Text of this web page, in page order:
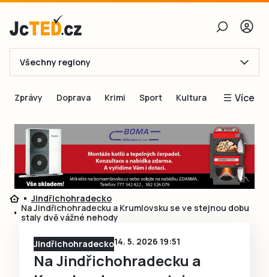
E-mail
Obnovit heslo
Přihlásit se
Přihlásit se přes Facebook
Ještě nemám účet, chci se
Všechny regiony
Zprávy Doprava Krimi Sport Kultura Více
Blogy
Inspirace
Čtenáři píší
Speciální přílohy
Jindřichohradecko
Na Jindřichohradecku a Krumlovsku se ve stejnou dobu
staly dvě vážné nehody
Jindřichohradecko14. 5. 2026 19:51
Na Jindřichohradecku a